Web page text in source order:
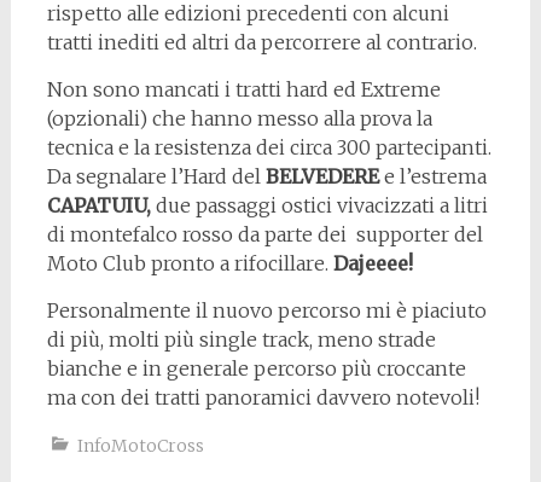
rispetto alle edizioni precedenti con alcuni
tratti inediti ed altri da percorrere al contrario.
Non sono mancati i tratti hard ed Extreme
(opzionali) che hanno messo alla prova la
tecnica e la resistenza dei circa 300 partecipanti.
Da segnalare l’Hard del BELVEDEREe l’estrema
CAPATUIU, due passaggi ostici vivacizzati a litri
di montefalco rosso da parte dei supporter del
Moto Club pronto a rifocillare. Dajeeee!
Personalmente il nuovo percorso mi è piaciuto
di più, molti più single track, meno strade
bianche e in generale percorso più croccante
ma con dei tratti panoramici davvero notevoli!
InfoMotoCross